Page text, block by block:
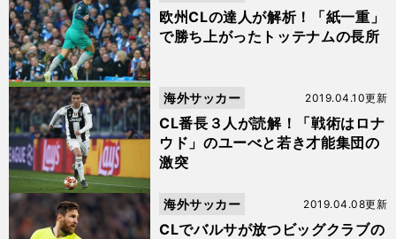
欧州CLの達人が解析！「紙一重」
で勝ち上がったトッテナムの長所
CL番長３人が読解！「戦術はロナ
ウド」のユーべと若き才能集団の
激突
2019.04.10更新
海外サッカー
CLでバルサが放つビッグクラブの
2019.04.08更新
海外サッカー